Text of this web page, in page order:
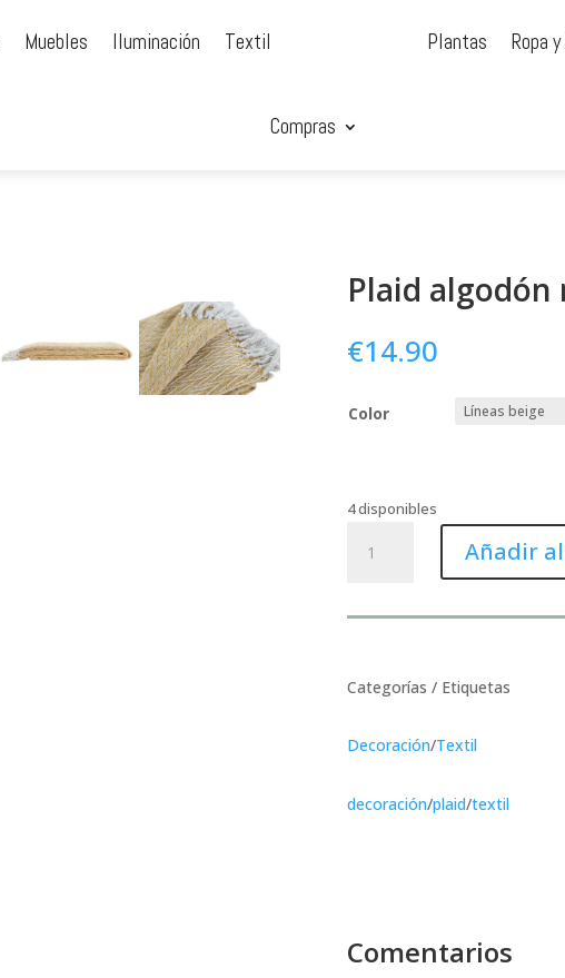
Muebles Iluminación Textil Plantas Ropa
Compras
Plaid algodón
€14.90
Color
4 disponibles
algodón
Añadir
Categorías / Etiquetas
Decoración/Textil
decoración/plaid/textil
Comentarios